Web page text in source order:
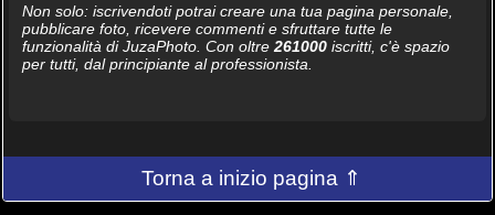
Non solo: iscrivendoti potrai creare una tua pagina personale,
pubblicare foto, ricevere commenti e sfruttare tutte le
funzionalità di JuzaPhoto. Con oltre 261000iscritti, c'è spazio
per tutti, dal principiante al professionista.
Torna a inizio pagina ⇑